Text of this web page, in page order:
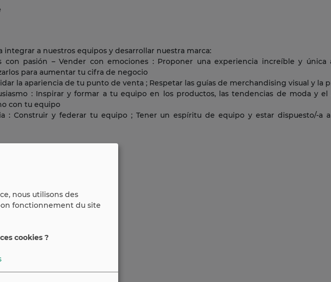
a nuestros equipos y desarrollar nuestra marca:
con pasión – Vender con emociones : Proponer una experiencia increíble y única
para aumentar tu cifra de negocio
la apariencia de tu punto de venta ; Respetar las guías de merchandising visual y la
: Inspirar y formar a tu equipo en los productos, las tendencias de moda y el
con tu equipo
: Construir y federar tu equipo ; Tener un espíritu de equipo y estar dispuesto/-a
nous utilisons des
fonctionnement du site
cookies ?